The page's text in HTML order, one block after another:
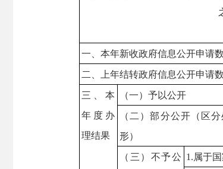
一、本年新收政府信息公开申请
二、上年结转政府信息公开申请
三、本
年度办
理结果
（一）予以公开
（二）部分公开（区
形）
（三）不予公 1.属于